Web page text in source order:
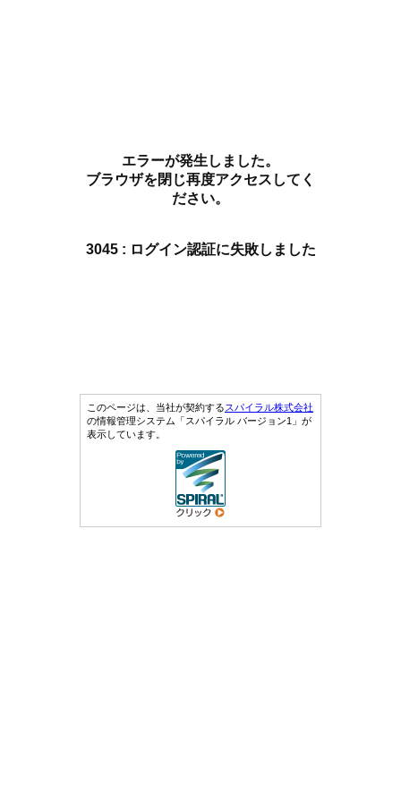
エラーが発生しました。
ブラウザを閉じ再度アクセスしてく
ださい。
3045 : ログイン認証に失敗しました
このページは、当社が契約するスパイラル株式会社
の情報管理システム「スパイラル バージョン1」が
表示しています。